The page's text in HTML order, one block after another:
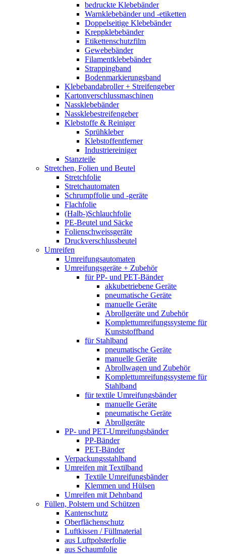
bedruckte Klebebänder
Warnklebebänder und -etiketten
Doppelseitige Klebebänder
Kreppklebebänder
Etikettenschutzfilm
Gewebebänder
Filamentklebebänder
Strappingband
Bodenmarkierungsband
Klebebandabroller + Streifengeber
Kartonverschlussmaschinen
Nassklebebänder
Nassklebestreifengeber
Klebstoffe & Reiniger
Sprühkleber
Klebstoffentferner
Industriereiniger
Stanzteile
Stretchen, Folien und Beutel
Stretchfolie
Stretchautomaten
Schrumpffolie und -geräte
Flachfolie
(Halb-)Schlauchfolie
PE-Beutel und Säcke
Folienschweissgeräte
Druckverschlussbeutel
Umreifen
Umreifungsautomaten
Umreifungsgeräte + Zubehör
für PP- und PET-Bänder
akkubetriebene Geräte
pneumatische Geräte
manuelle Geräte
Abrollgeräte und Zubehör
Komplettumreifungssysteme für
Kunststoffband
für Stahlband
pneumatische Geräte
manuelle Geräte
Abrollwagen und Zubehör
Komplettumreifungssysteme für
Stahlband
für textile Umreifungsbänder
manuelle Geräte
pneumatische Geräte
Abrollgeräte
PP- und PET-Umreifungsbänder
PP-Bänder
PET-Bänder
Verpackungsstahlband
Umreifen mit Textilband
Textile Umreifungsbänder
Klemmen und Hülsen
Umreifen mit Dehnband
Füllen, Polstern und Schützen
Kantenschutz
Oberflächenschutz
Luftkissen / Füllmaterial
aus Luftpolsterfolie
aus Schaumfolie